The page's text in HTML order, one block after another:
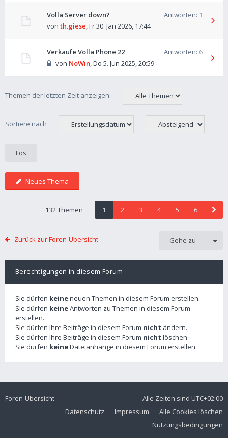
Volla Server down? Antworten: 1
von th.giese,Fr 30. Jan 2026, 17:44
Verkaufe Volla Phone 22 Antworten: 6
von NoWin,Do 5. Jun 2025, 20:59
Themen der letzten Zeit anzeigen:
Sortiere nach
Neues Thema
132 Themen 1 2 3 4 5 6
Zurück zur Foren-Übersicht Gehe zu
Berechtigungen in diesem Forum
Sie dürfen keineneuen Themen in diesem Forum erstellen.
Sie dürfen keineAntworten zu Themen in diesem Forum
erstellen.
Sie dürfen Ihre Beiträge in diesem Forum nicht ändern.
Sie dürfen Ihre Beiträge in diesem Forum nicht löschen.
Sie dürfen keineDateianhänge in diesem Forum erstellen.
Foren-Übersicht Alle Zeiten sind UTC+02:00
Alle Cookies löschen
Impressum
Datenschutz
Nutzungsbedingungen